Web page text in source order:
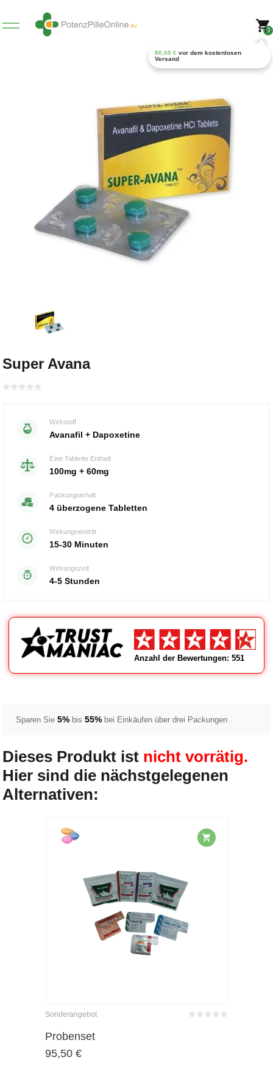
0
80,00 € vor dem kostenlosen
Versand
Super Avana
Wirkstoff
Avanafil + Dapoxetine
Eine Tablette Enthalt
100mg + 60mg
Packungsinhalt
4 überzogene Tabletten
Wirkungseintritt
15-30 Minuten
Wirkungszeit
4-5 Stunden
Anzahl der Bewertungen: 551
Sparen Sie5% bis55% bei Einkäufen über drei Packungen
Dieses Produkt ist nicht vorrätig.
Hier sind die nächstgelegenen
Alternativen:
Sonderangebot
Probenset
95,50 €